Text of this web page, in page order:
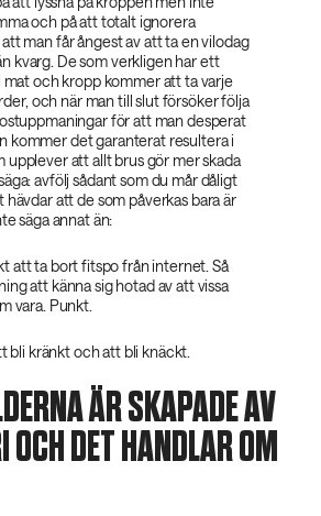
och på att totalt ignorera
man får ångest av att ta en vilodag
kvarg. De som verkligen har ett
och kropp kommer att ta varje
och när man till slut försöker följa
för att man desperat
kommer det garanterat resultera i
upplever att allt brus gör mer skada
avfölj sådant som du mår dåligt
hävdar att de som påverkas bara är
säga annat än:
att ta bort fitspo från internet. Så
att känna sig hotad av att vissa
vara. Punkt.
bli kränkt och att bli knäckt.
ÄR SKAPADE AV
OCH DET HANDLAR OM